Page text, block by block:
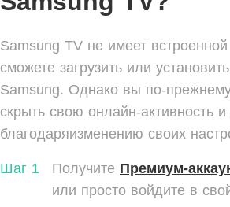
Samsung TV не имеет
сможете загрузить или
Samsung. Однако вы по-
скрыть свою онлайн-активность
благодаряизменению своих
Шаг 1 Получите Премиум-
или просто войдите в